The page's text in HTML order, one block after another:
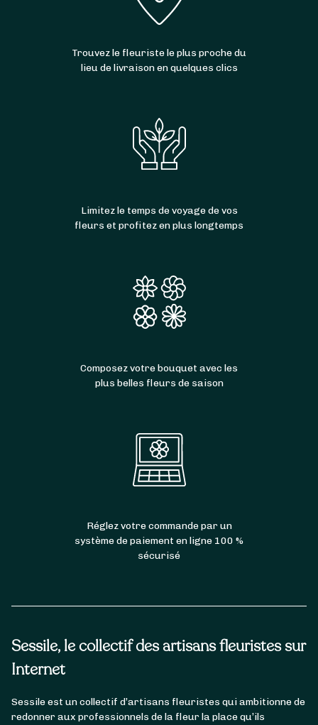
Mercurol-Veaunes,Beaumont-Monteux
Chantemerle-les-Blés,Chanos-Curson
Serves-sur-Rhône,Crozes-Hermitageet
Sessile, le collectif des artisans fleuristes sur
Internet
Sessile est un collectif d’artisans fleuristes qui ambitionne de
redonner aux professionnels de la fleur la place qu’ils
Trouvez le fleuriste le plus proche du
lieu de livraison en quelques clics
Limitez le temps de voyage de vos
fleurs et profitez en plus longtemps
Composez votre bouquet avec les
plus belles fleurs de saison
Réglez votre commande par un
système de paiement en ligne 100 %
sécurisé